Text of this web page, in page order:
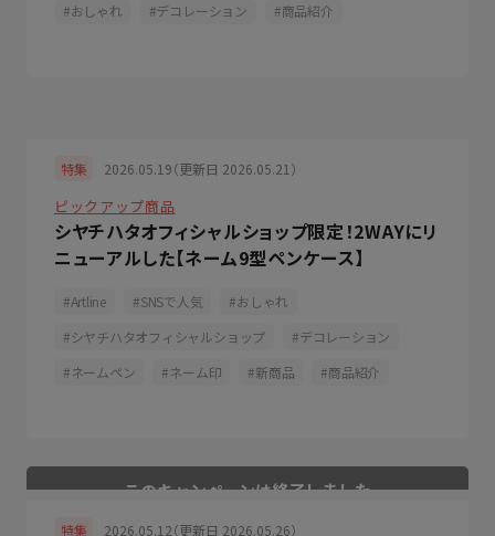
おしゃれ
デコレーション 商品紹介
特集 2026.05.19（更新日 2026.05.21）
ピックアップ商品
シヤチハタオフィシャルショップ限定！2WAYにリ
ニューアルした【ネーム9型ペンケース】
Artline SNSで人気
おしゃれ
シヤチハタオフィシャルショップ
デコレーション
ネームペン
ネーム印 新商品 商品紹介
特集 2026.05.12（更新日 2026.05.26）